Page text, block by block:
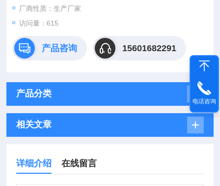
厂商性质：生产厂家
访问量：615
产品咨询 15601682291
产品分类
相关文章
详细介绍 在线留言
电话咨询